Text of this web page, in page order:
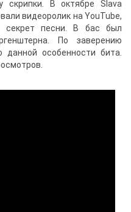
скрипки. В октябре Slava
видеоролик на YouTube,
секрет песни. В бас был
По заверению
особенности бита.